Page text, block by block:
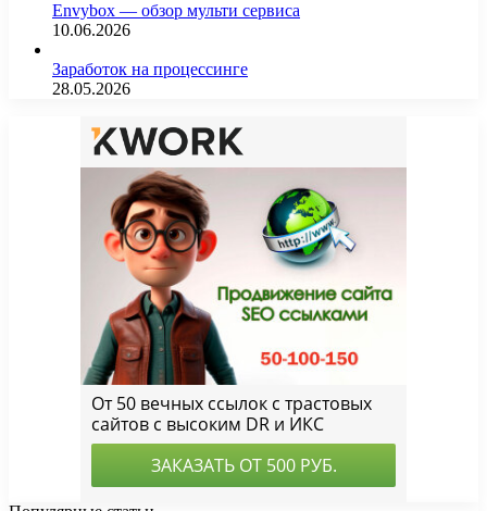
Envybox — обзор мульти сервиса
10.06.2026
Заработок на процессинге
28.05.2026